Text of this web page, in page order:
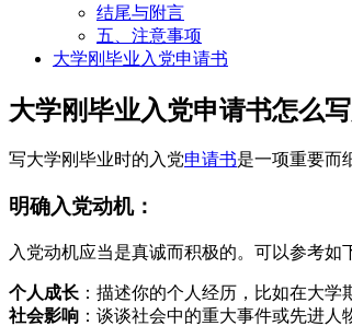
结尾与附言
五、注意事项
大学刚毕业入党申请书
大学刚毕业入党申请书怎么
写大学刚毕业时的入党申请书是一项重要而
明确入党动机：
入党动机应当是真诚而积极的。可以参考如
个人成长 ：描述你的个人经历，比如在大
社会影响 ：谈谈社会中的重大事件或先进